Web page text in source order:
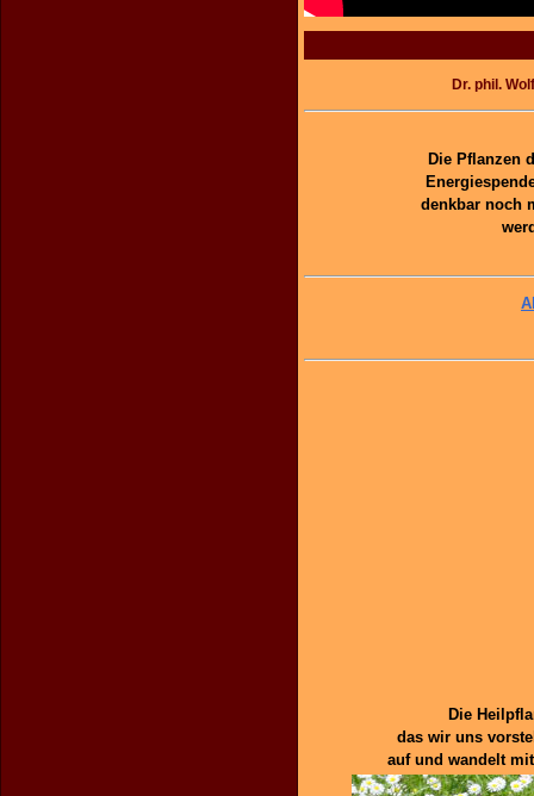
Dr. phil.
Die Pflanzen
denkbar noch
Die
das wir uns
auf und wandelt